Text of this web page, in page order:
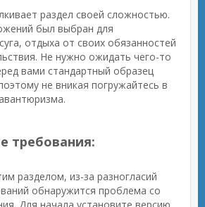
раздел своей сложностью.
был выбран для
отдыха от своих обязанностей
Не нужно ожидать чего-то
вами стандартный образец
не вникая погружайтесь в
требования:
разделом, из-за разногласий
обнаружится проблема со